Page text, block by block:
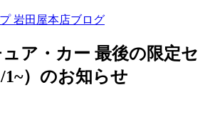
岩田屋本店ブログ
ア・カー 最後の限定セ
1~）のお知らせ